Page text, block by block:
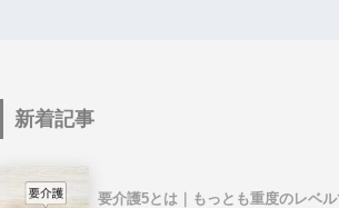
新着記事
要介護5とは｜もっとも重度のレベ